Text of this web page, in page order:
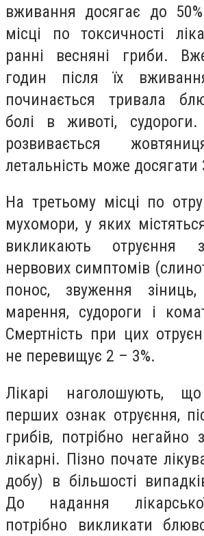
вживання досягає до
місці по токсичності
ранні весняні гриби.
годин після їх
починається тривала
болі в животі,
розвивається
летальність може досягати
На третьому місці по
мухомори, у яких
викликають отруєння
нервових симптомів
понос, звуження зіниць,
марення, судороги і
Смертність при цих
не перевищує 2 – 3%.
Лікарі наголошують,
перших ознак отруєння,
грибів, потрібно негайно
лікарні. Пізно почате
добу) в більшості
До надання
потрібно викликати